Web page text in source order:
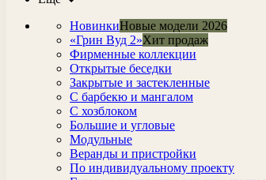
НовинкиНовые модели 2026
«Грин Вуд 2»Хит продаж
Фирменные коллекции
Открытые беседки
Закрытые и застекленные
С барбекю и мангалом
С хозблоком
Большие и угловые
Модульные
Веранды и пристройки
По индивидуальному проекту